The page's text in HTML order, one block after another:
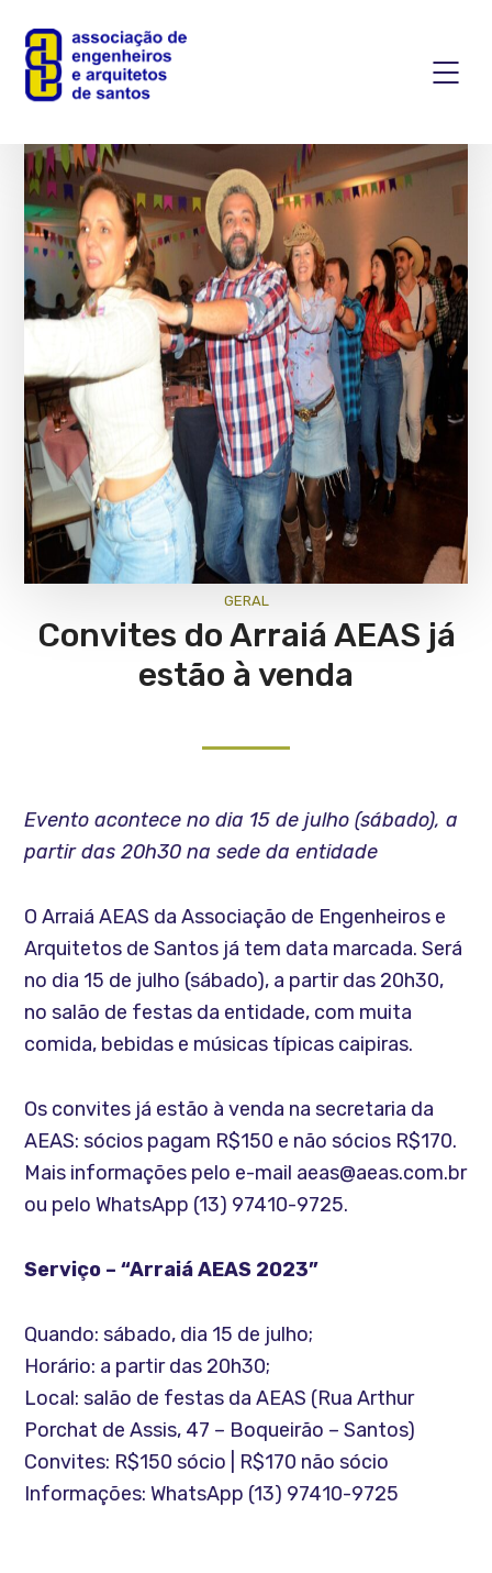
GERAL
Convites do Arraiá AEAS já
estão à venda
Evento acontece no dia 15 de julho (sábado), a
partir das 20h30 na sede da entidade
O Arraiá AEAS da Associação de Engenheiros e
Arquitetos de Santos já tem data marcada. Será
no dia 15 de julho (sábado), a partir das 20h30,
no salão de festas da entidade, com muita
comida, bebidas e músicas típicas caipiras.
Os convites já estão à venda na secretaria da
AEAS: sócios pagam R$150 e não sócios R$170.
Mais informações pelo e-mail aeas@aeas.com.br
ou pelo WhatsApp (13) 97410-9725.
Serviço – “Arraiá AEAS 2023”
Quando: sábado, dia 15 de julho;
Horário: a partir das 20h30;
Local: salão de festas da AEAS (Rua Arthur
Porchat de Assis, 47 – Boqueirão – Santos)
Convites: R$150 sócio | R$170 não sócio
Informações: WhatsApp (13) 97410-9725